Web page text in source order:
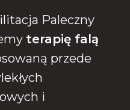
Paleczny
terapię falą
przede
i